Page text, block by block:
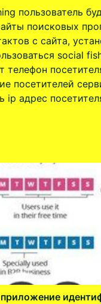
пользователь
поисковых
с сайта,
social
телефон
посетителей
ip адрес
приложение